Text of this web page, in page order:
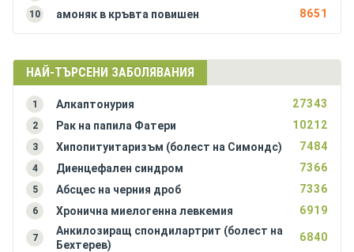
10 амоняк в кръвта повишен 8651
НАЙ-ТЪРСЕНИ ЗАБОЛЯВАНИЯ
1 Алкаптонурия 27343
2 Рак на папила Фатери 10212
3 Хипопитуитаризъм (болест на Симондс) 7484
4 Диенцефален синдром 7366
5 Абсцес на черния дроб 7336
6 Хронична миелогенна левкемия 6919
7
Анкилозиращ спондилартрит (болест на
Бехтерев)
6840